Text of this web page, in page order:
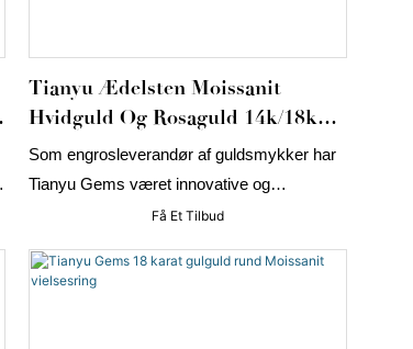
Tianyu Ædelsten Moissanit
Hvidguld Og Rosaguld 14k/18k
Forlovelsesring
Som engrosleverandør af guldsmykker har
Tianyu Gems været innovative og
udviklende inden for smykkeproduktion.
bruger vi smukt håndværk af ædle metaller.
Få Et Tilbud